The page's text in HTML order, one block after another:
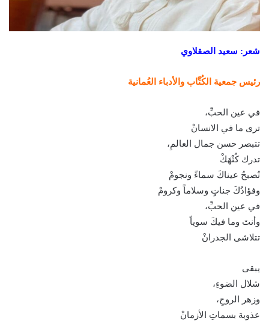
شعر: سعيد الصقلاوي
رئيس جمعية الكُتَّاب والأدباء العُمانية
في عين الحبِّ،
ترى ما في الانسانْ
تتبصر حسن جمال العالمِ،
تدرك كُنْهَكْ
تُصبحُ عيناكَ سماءً ونجومْ
وفؤادُكَ جناتٍ وسلاماً وكرومْ
في عين الحبِّ،
وأنتَ وما فيكَ سوياً
تتلاشى الجدرانْ
يبقى
شلال الضوءِ،
وزهر الروحِ،
عذوبة بسماتِ الأزمانْ